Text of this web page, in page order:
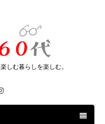
しむ暮らしを楽しむ。
Instagram